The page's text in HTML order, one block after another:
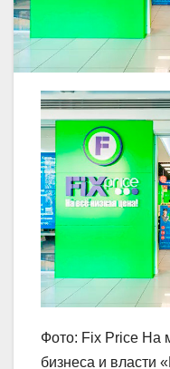
Фото: Fix Price На
бизнеса и власти